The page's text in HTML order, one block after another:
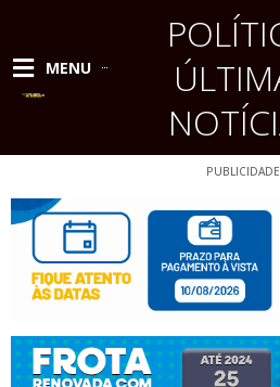
conteúdo
MENU
PUBLICIDADE